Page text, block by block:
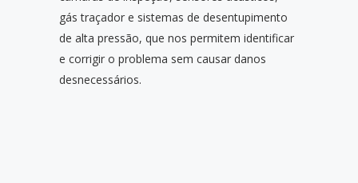
gás traçador e sistemas de desentupimento
de alta pressão, que nos permitem identificar
e corrigir o problema sem causar danos
desnecessários.